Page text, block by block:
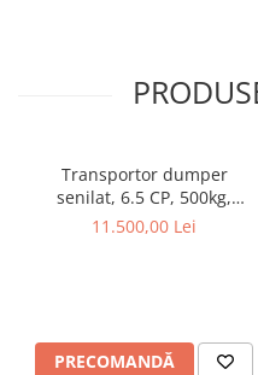
Miniexcavatoare
Excavatoare
Freze de zapada
Masini de sapat santuri
Transportor dumper
senilat, 6.5 CP, 500kg,
basculare mecanica,
11.500,00 Lei
PRECOMANDĂ